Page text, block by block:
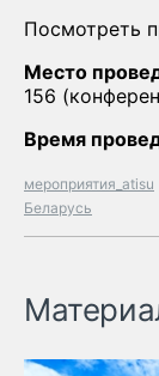
Посмотреть
Место
156
Время
мероприятия_atisu
Беларусь